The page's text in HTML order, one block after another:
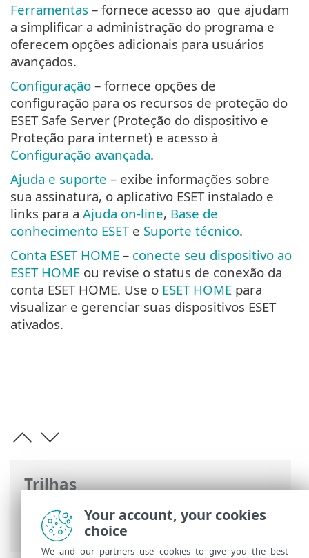
Trilhas
Ajuda on-line ESET>ESET Safe Server>
Trabalhando com o ESET Safe Server
Ferramentas – fornece acesso ao que ajudam
a simplificar a administração do programa e
oferecem opções adicionais para usuários
avançados.
Configuração – fornece opções de
configuração para os recursos de proteção do
ESET Safe Server (Proteção do dispositivo e
Proteção para internet) e acesso à
Configuração avançada.
Ajuda e suporte – exibe informações sobre
sua assinatura, o aplicativo ESET instalado e
links para a Ajuda on-line, Base de
conhecimento ESETe Suporte técnico.
Conta ESET HOME – conecte seu dispositivo ao
ESET HOME ou revise o status de conexão da
conta ESET HOME. Use o ESET HOME para
visualizar e gerenciar suas dispositivos ESET
ativados.
Your account, your cookies
choice
We and our partners use cookies to give you the best